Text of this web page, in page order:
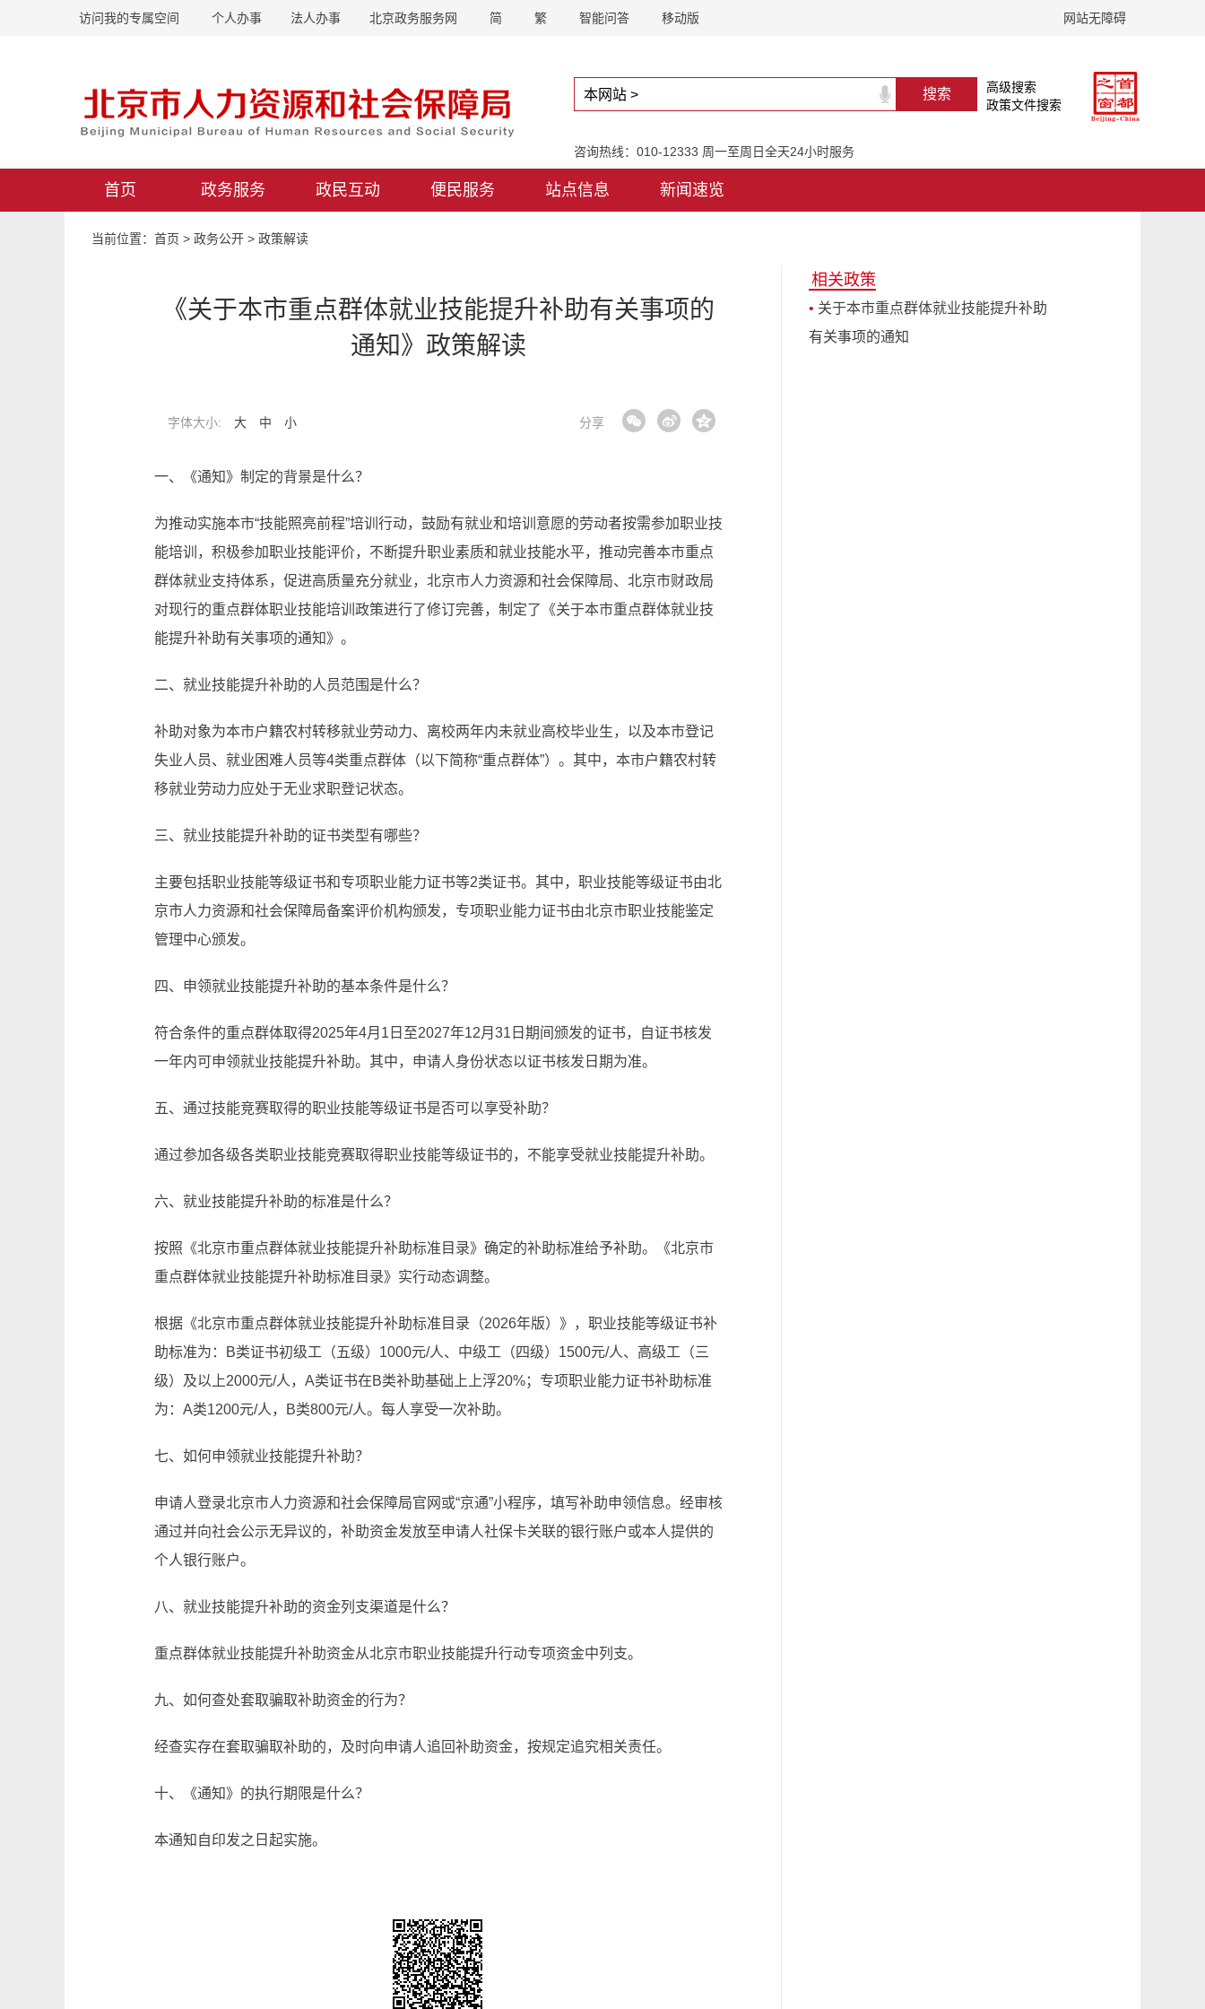
访问我的专属空间 个人办事 法人办事 北京政务服务网 简 繁 智能问答 移动版 网站无障碍
高级搜索
政策文件搜索
咨询热线：010-12333 周一至周日全天24小时服务
首页 政务服务 政民互动 便民服务 站点信息 新闻速览
当前位置： 首页 > 政务公开 > 政策解读
《关于本市重点群体就业技能提升补助有关事项的
通知》政策解读
字体大小: 大 中 小 分享
一、《通知》制定的背景是什么？
为推动实施本市“技能照亮前程”培训行动，鼓励有就业和培训意愿的劳动者按需参加职业技
能培训，积极参加职业技能评价，不断提升职业素质和就业技能水平，推动完善本市重点
群体就业支持体系，促进高质量充分就业，北京市人力资源和社会保障局、北京市财政局
对现行的重点群体职业技能培训政策进行了修订完善，制定了《关于本市重点群体就业技
能提升补助有关事项的通知》。
二、就业技能提升补助的人员范围是什么？
补助对象为本市户籍农村转移就业劳动力、离校两年内未就业高校毕业生，以及本市登记
失业人员、就业困难人员等4类重点群体（以下简称“重点群体”）。其中，本市户籍农村转
移就业劳动力应处于无业求职登记状态。
三、就业技能提升补助的证书类型有哪些？
主要包括职业技能等级证书和专项职业能力证书等2类证书。其中，职业技能等级证书由北
京市人力资源和社会保障局备案评价机构颁发，专项职业能力证书由北京市职业技能鉴定
管理中心颁发。
四、申领就业技能提升补助的基本条件是什么？
符合条件的重点群体取得2025年4月1日至2027年12月31日期间颁发的证书，自证书核发
一年内可申领就业技能提升补助。其中，申请人身份状态以证书核发日期为准。
五、通过技能竞赛取得的职业技能等级证书是否可以享受补助？
通过参加各级各类职业技能竞赛取得职业技能等级证书的，不能享受就业技能提升补助。
六、就业技能提升补助的标准是什么？
按照《北京市重点群体就业技能提升补助标准目录》确定的补助标准给予补助。《北京市
重点群体就业技能提升补助标准目录》实行动态调整。
根据《北京市重点群体就业技能提升补助标准目录（2026年版）》，职业技能等级证书补
助标准为：B类证书初级工（五级）1000元/人、中级工（四级）1500元/人、高级工（三
级）及以上2000元/人，A类证书在B类补助基础上上浮20%；专项职业能力证书补助标准
为：A类1200元/人，B类800元/人。每人享受一次补助。
七、如何申领就业技能提升补助？
申请人登录北京市人力资源和社会保障局官网或“京通”小程序，填写补助申领信息。经审核
通过并向社会公示无异议的，补助资金发放至申请人社保卡关联的银行账户或本人提供的
个人银行账户。
八、就业技能提升补助的资金列支渠道是什么？
重点群体就业技能提升补助资金从北京市职业技能提升行动专项资金中列支。
九、如何查处套取骗取补助资金的行为？
经查实存在套取骗取补助的，及时向申请人追回补助资金，按规定追究相关责任。
十、《通知》的执行期限是什么？
本通知自印发之日起实施。
相关政策
• 关于本市重点群体就业技能提升补助
有关事项的通知